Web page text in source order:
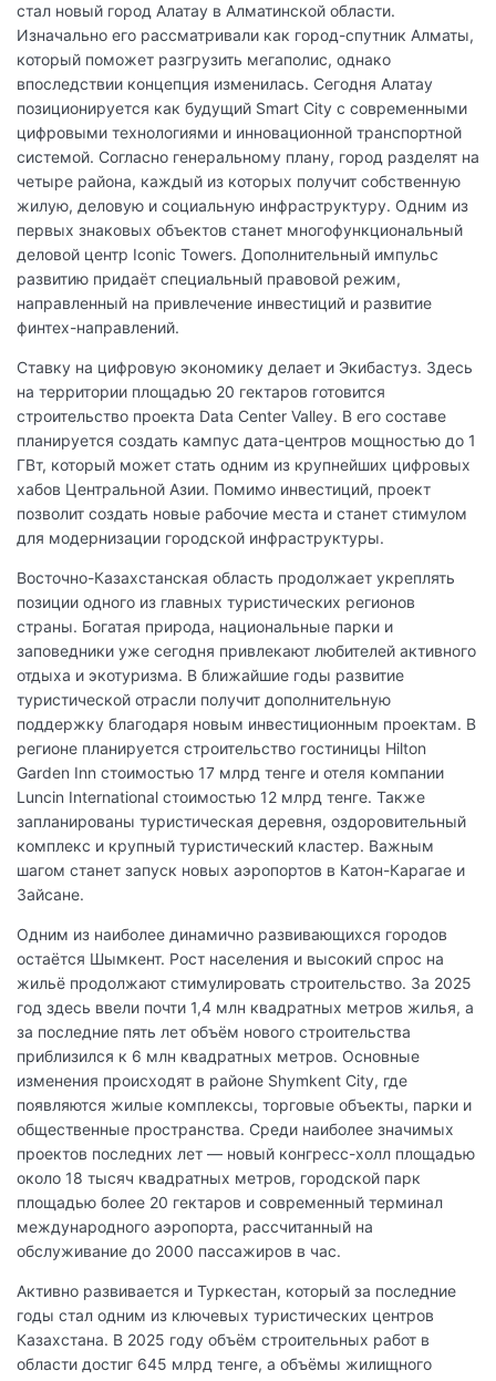
стал новый город Алатау в Алматинской области.
Изначально его рассматривали как город-спутник Алматы,
который поможет разгрузить мегаполис, однако
впоследствии концепция изменилась. Сегодня Алатау
позиционируется как будущий Smart City с современными
цифровыми технологиями и инновационной транспортной
системой. Согласно генеральному плану, город разделят на
четыре района, каждый из которых получит собственную
жилую, деловую и социальную инфраструктуру. Одним из
первых знаковых объектов станет многофункциональный
деловой центр Iconic Towers. Дополнительный импульс
развитию придаёт специальный правовой режим,
направленный на привлечение инвестиций и развитие
финтех-направлений.
Ставку на цифровую экономику делает и Экибастуз. Здесь
на территории площадью 20 гектаров готовится
строительство проекта Data Center Valley. В его составе
планируется создать кампус дата-центров мощностью до 1
ГВт, который может стать одним из крупнейших цифровых
хабов Центральной Азии. Помимо инвестиций, проект
позволит создать новые рабочие места и станет стимулом
для модернизации городской инфраструктуры.
Восточно-Казахстанская область продолжает укреплять
позиции одного из главных туристических регионов
страны. Богатая природа, национальные парки и
заповедники уже сегодня привлекают любителей активного
отдыха и экотуризма. В ближайшие годы развитие
туристической отрасли получит дополнительную
поддержку благодаря новым инвестиционным проектам. В
регионе планируется строительство гостиницы Hilton
Garden Inn стоимостью 17 млрд тенге и отеля компании
Luncin International стоимостью 12 млрд тенге. Также
запланированы туристическая деревня, оздоровительный
комплекс и крупный туристический кластер. Важным
шагом станет запуск новых аэропортов в Катон-Карагае и
Зайсане.
Одним из наиболее динамично развивающихся городов
остаётся Шымкент. Рост населения и высокий спрос на
жильё продолжают стимулировать строительство. За 2025
год здесь ввели почти 1,4 млн квадратных метров жилья, а
за последние пять лет объём нового строительства
приблизился к 6 млн квадратных метров. Основные
изменения происходят в районе Shymkent City, где
появляются жилые комплексы, торговые объекты, парки и
общественные пространства. Среди наиболее значимых
проектов последних лет — новый конгресс-холл площадью
около 18 тысяч квадратных метров, городской парк
площадью более 20 гектаров и современный терминал
международного аэропорта, рассчитанный на
обслуживание до 2000 пассажиров в час.
Активно развивается и Туркестан, который за последние
годы стал одним из ключевых туристических центров
Казахстана. В 2025 году объём строительных работ в
области достиг 645 млрд тенге, а объёмы жилищного